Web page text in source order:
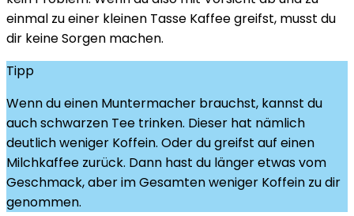
einmal zu einer kleinen Tasse Kaffee greifst, musst du
dir keine Sorgen machen.
Tipp
Wenn du einen Muntermacher brauchst, kannst du
auch schwarzen Tee trinken. Dieser hat nämlich
deutlich weniger Koffein. Oder du greifst auf einen
Milchkaffee zurück. Dann hast du länger etwas vom
Geschmack, aber im Gesamten weniger Koffein zu dir
genommen.